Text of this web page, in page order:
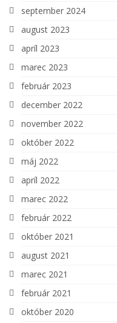
Blog Skrotiť
Kontakt
september 2024
august 2023
apríl 2023
marec 2023
február 2023
december 2022
november 2022
október 2022
máj 2022
apríl 2022
marec 2022
február 2022
október 2021
august 2021
marec 2021
február 2021
október 2020